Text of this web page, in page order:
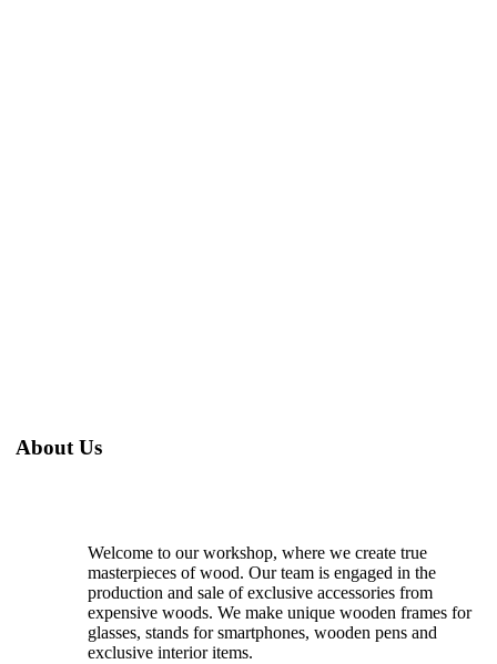
About Us
Welcome to our workshop, where we create true
masterpieces of wood. Our team is engaged in the
production and sale of exclusive accessories from
expensive woods. We make unique wooden frames for
glasses, stands for smartphones, wooden pens and
exclusive interior items.